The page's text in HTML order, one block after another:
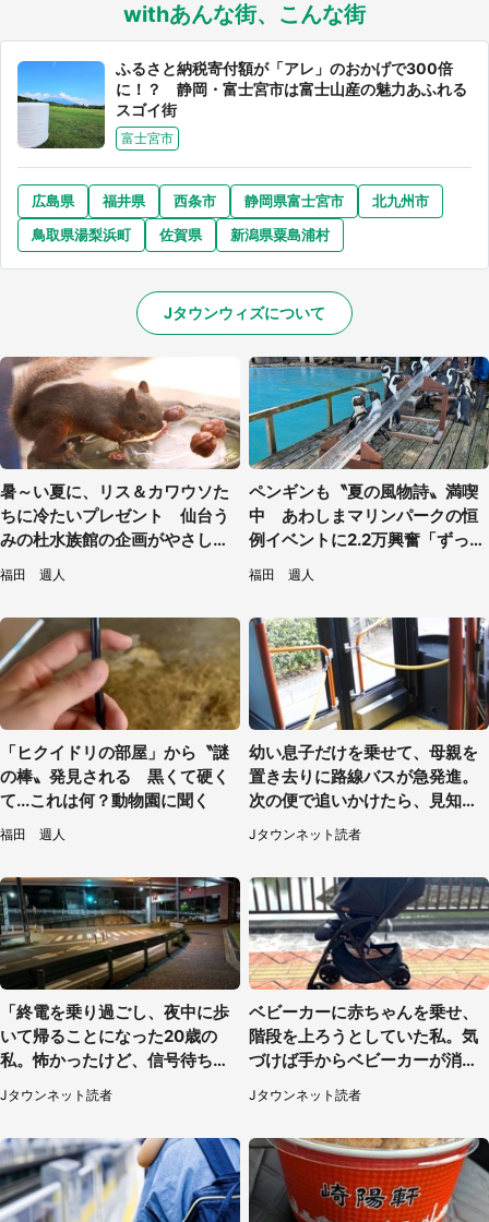
withあんな街、こんな街
ふるさと納税寄付額が「アレ」のおかげで300倍
に！？ 静岡・富士宮市は富士山産の魅力あふれる
スゴイ街
富士宮市
広島県 福井県 西条市 静岡県富士宮市
北九州市
鳥取県湯梨浜町
佐賀県 新潟県粟島浦村
Jタウンウィズについて
暑～い夏に、リス＆カワウソた
ちに冷たいプレゼント 仙台う
みの杜水族館の企画がやさしい
【7／31～8／23】
福田 週人
ペンギンも〝夏の風物詩〟満喫
中 あわしまマリンパークの恒
例イベントに2.2万興奮「ずっと
見てたい」
福田 週人
「ヒクイドリの部屋」から〝謎
の棒〟発見される 黒くて硬く
て...これは何？動物園に聞く
福田 週人
幼い息子だけを乗せて、母親を
置き去りに路線バスが急発進。
次の便で追いかけたら、見知ら
ぬ若い女性が（京都府・60代女
性）
Jタウンネット読者
「終電を乗り過ごし、夜中に歩
いて帰ることになった20歳の
私。怖かったけど、信号待ちの
車に道を尋ねたら...」（埼玉
県・60代女性）
Jタウンネット読者
ベビーカーに赤ちゃんを乗せ、
階段を上ろうとしていた私。気
づけば手からベビーカーが消え
ていて（神奈川県・60代女性）
Jタウンネット読者